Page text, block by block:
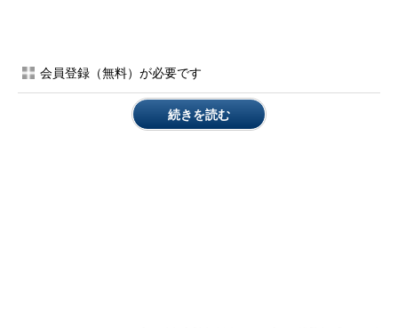
（2）「▼」のアイコンをクリックしてメニューを開く。
（3）［メッセージのソースを表示］をクリックする。
▼
会員登録（無料）が必要です
続きを読む